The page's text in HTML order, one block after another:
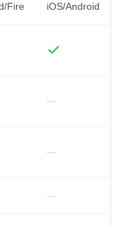
Fire iOS/Android
—
—
—